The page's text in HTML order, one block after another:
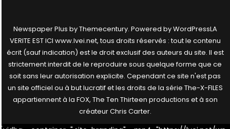
Newspaper Plus byThemecentury. Powered byWordPressLA
VERITE EST ICI www.lvei.net, tous droits réservés : tout le contenu
écrit (sauf indication) est le droit exclusif des auteurs du site. Il est
strictement interdit de le reproduire sous quelque forme que ce
soit sans leur autorisation explicite. Cependant ce site n'est pas
un site officiel ou à but lucratif et les droits de la série The-X-FILES
appartiennent à la FOX, The Ten Thirteen productions et à son
créateur Chris Carter.